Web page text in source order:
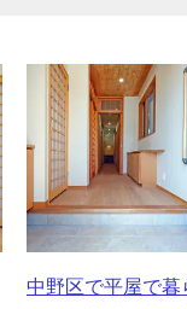
中野区で平屋で暮